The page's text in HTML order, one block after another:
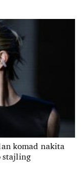
komad nakita
stajling